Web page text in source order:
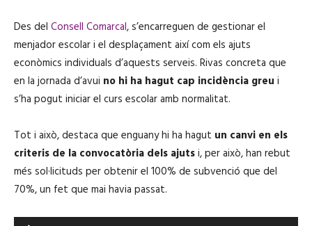
Des del Consell Comarcal, s’encarreguen de gestionar el
menjador escolar i el desplaçament així com els ajuts
econòmics individuals d’aquests serveis. Rivas concreta que
en la jornada d’avui no hi ha hagut cap incidència greu i
s’ha pogut iniciar el curs escolar amb normalitat.
Tot i això, destaca que enguany hi ha hagut un canvi en els
criteris de la convocatòria dels ajutsi, per això, han rebut
més sol·licituds per obtenir el 100% de subvenció que del
70%, un fet que mai havia passat.